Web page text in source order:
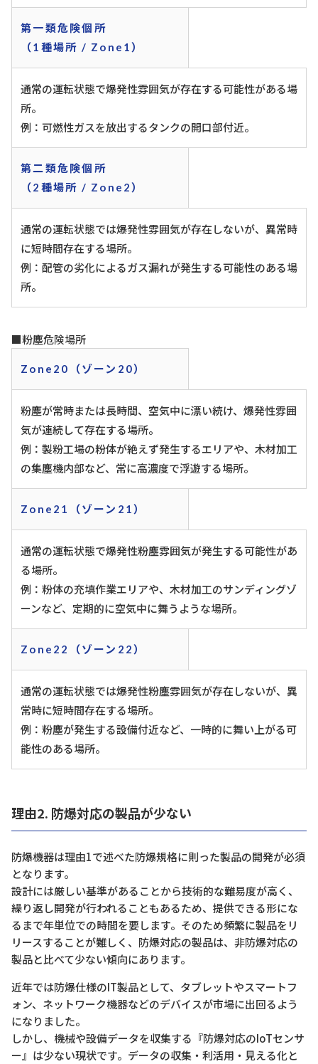
第一類危険個所
（1種場所 / Zone1）
通常の運転状態で爆発性雰囲気が存在する可能性がある場
所。
例：可燃性ガスを放出するタンクの開口部付近。
第二類危険個所
（2種場所 / Zone2）
通常の運転状態では爆発性雰囲気が存在しないが、異常時
に短時間存在する場所。
例：配管の劣化によるガス漏れが発生する可能性のある場
所。
■粉塵危険場所
Zone20（ゾーン20）
粉塵が常時または長時間、空気中に漂い続け、爆発性雰囲
気が連続して存在する場所。
例：製粉工場の粉体が絶えず発生するエリアや、木材加工
の集塵機内部など、常に高濃度で浮遊する場所。
Zone21（ゾーン21）
通常の運転状態で爆発性粉塵雰囲気が発生する可能性があ
る場所。
例：粉体の充填作業エリアや、木材加工のサンディングゾ
ーンなど、定期的に空気中に舞うような場所。
Zone22（ゾーン22）
通常の運転状態では爆発性粉塵雰囲気が存在しないが、異
常時に短時間存在する場所。
例：粉塵が発生する設備付近など、一時的に舞い上がる可
能性のある場所。
理由2. 防爆対応の製品が少ない
防爆機器は理由1で述べた防爆規格に則った製品の開発が必須
となります。
設計には厳しい基準があることから技術的な難易度が高く、
繰り返し開発が行われることもあるため、提供できる形にな
るまで年単位での時間を要します。そのため頻繁に製品をリ
リースすることが難しく、防爆対応の製品は、非防爆対応の
製品と比べて少ない傾向にあります。
近年では防爆仕様のIT製品として、タブレットやスマートフ
ォン、ネットワーク機器などのデバイスが市場に出回るよう
になりました。
しかし、機械や設備データを収集する『防爆対応のIoTセンサ
ー』は少ない現状です。データの収集・利活用・見える化と